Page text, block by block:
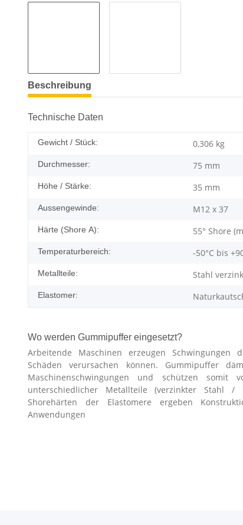
Beschreibung
Technische Daten
Gewicht / Stück: 0,306 kg
Durchmesser: 75 mm
Höhe / Stärke: 35 mm
Aussengewinde: M12 x 37
Härte (Shore A): 55° Shore
Temperaturbereich: -50°C bis
Metallteile: Stahl
Elastomer:
Wo werden Gummipuffer eingesetzt?
Arbeitende Maschinen erzeugen
Schäden verursachen können. Gummipuffer
Maschinenschwingungen und schützen somit
unterschiedlicher Metallteile (verzinkter Stahl /
Shorehärten der Elastomere ergeben
Anwendungen